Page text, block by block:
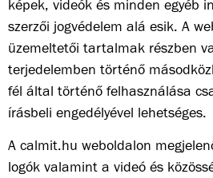
képek, videók és minden egyéb
szerzői jogvédelem alá esik. A
üzemeltetői tartalmak részben
terjedelemben történő
fél által történő felhasználása
írásbeli engedélyével lehetséges.
A calmit.hu weboldalon
logók valamint a videó és